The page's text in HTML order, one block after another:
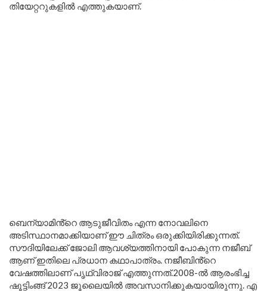
തിയേറ്ററുകളിൽ എത്തുകയാണ്.
ബെന്യാമിൻ്റെ ആടുജീവിതം എന്ന നോവലിനെ
അടിസ്ഥാനമാക്കിയാണ് ഈ ചിത്രം ഒരുക്കിയിരിക്കുന്നത്.
സൗദിയിലേക്ക് ജോലി ആവശ്യത്തിനായി പോകുന്ന നജീബ്
ആണ് ഇതിലെ പ്രധാന കഥാപാത്രം. നജീബിൻ്റെ
വേഷത്തിലാണ് പൃഥ്വിരാജ് എത്തുന്നത്.2008-ൽ ആരംഭിച്ച
ഷൂട്ടിംങ്ങ് 2023 ജൂലൈയിൽ അവസാനിക്കുകയായിരുന്നു. എ